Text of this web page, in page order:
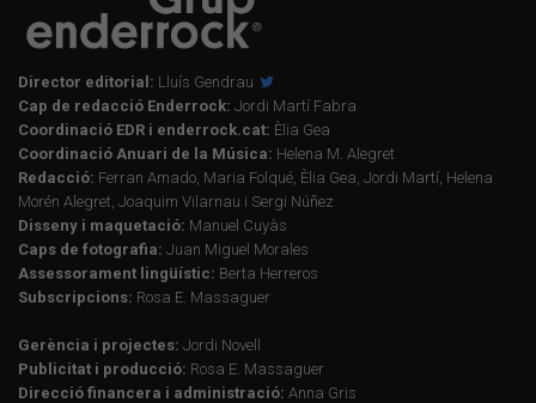
Director editorial: Lluís Gendrau
Cap de redacció Enderrock: Jordi Martí Fabra
Coordinació EDR i enderrock.cat: Èlia Gea
Coordinació Anuari de la Música: Helena M. Alegret
Redacció: Ferran Amado, Maria Folqué, Èlia Gea, Jordi Martí, Helena
Morén Alegret, Joaquim Vilarnau i Sergi Núñez
Disseny i maquetació: Manuel Cuyàs
Caps de fotografia: Juan Miguel Morales
Assessorament lingüístic: Berta Herreros
Subscripcions: Rosa E. Massaguer
Gerència i projectes: Jordi Novell
Publicitat i producció: Rosa E. Massaguer
Direcció financera i administració: Anna Gris